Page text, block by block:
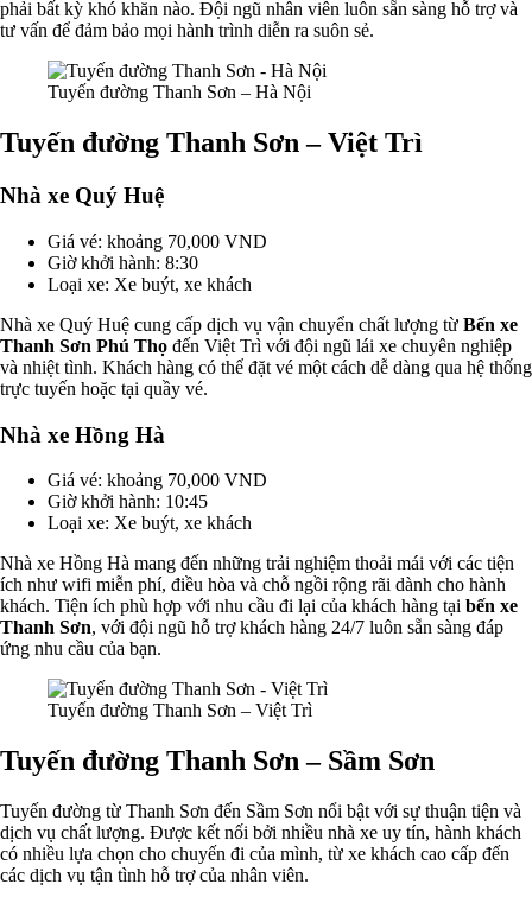
phải bất kỳ khó khăn nào. Đội ngũ nhân viên luôn sẵn sàng hỗ trợ và
tư vấn để đảm bảo mọi hành trình diễn ra suôn sẻ.
Tuyến đường Thanh Sơn – Hà Nội
Tuyến đường Thanh Sơn – Việt Trì
Nhà xe Quý Huệ
Giá vé: khoảng 70,000 VND
Giờ khởi hành: 8:30
Loại xe: Xe buýt, xe khách
Nhà xe Quý Huệ cung cấp dịch vụ vận chuyển chất lượng từ Bến xe
Thanh Sơn Phú Thọ đến Việt Trì với đội ngũ lái xe chuyên nghiệp
và nhiệt tình. Khách hàng có thể đặt vé một cách dễ dàng qua hệ thống
trực tuyến hoặc tại quầy vé.
Nhà xe Hồng Hà
Giá vé: khoảng 70,000 VND
Giờ khởi hành: 10:45
Loại xe: Xe buýt, xe khách
Nhà xe Hồng Hà mang đến những trải nghiệm thoải mái với các tiện
ích như wifi miễn phí, điều hòa và chỗ ngồi rộng rãi dành cho hành
khách. Tiện ích phù hợp với nhu cầu đi lại của khách hàng tại bến xe
Thanh Sơn, với đội ngũ hỗ trợ khách hàng 24/7 luôn sẵn sàng đáp
ứng nhu cầu của bạn.
Tuyến đường Thanh Sơn – Việt Trì
Tuyến đường Thanh Sơn – Sầm Sơn
Tuyến đường từ Thanh Sơn đến Sầm Sơn nổi bật với sự thuận tiện và
dịch vụ chất lượng. Được kết nối bởi nhiều nhà xe uy tín, hành khách
có nhiều lựa chọn cho chuyến đi của mình, từ xe khách cao cấp đến
các dịch vụ tận tình hỗ trợ của nhân viên.